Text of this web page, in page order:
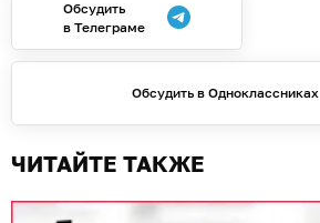
Обсудить
в Телеграме
Обсудить в Одноклассниках
ЧИТАЙТЕ ТАКЖЕ